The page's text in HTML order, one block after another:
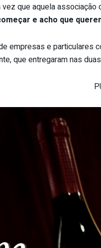
vez que aquela associação
e acho que
empresas e particulares
que entregaram nas